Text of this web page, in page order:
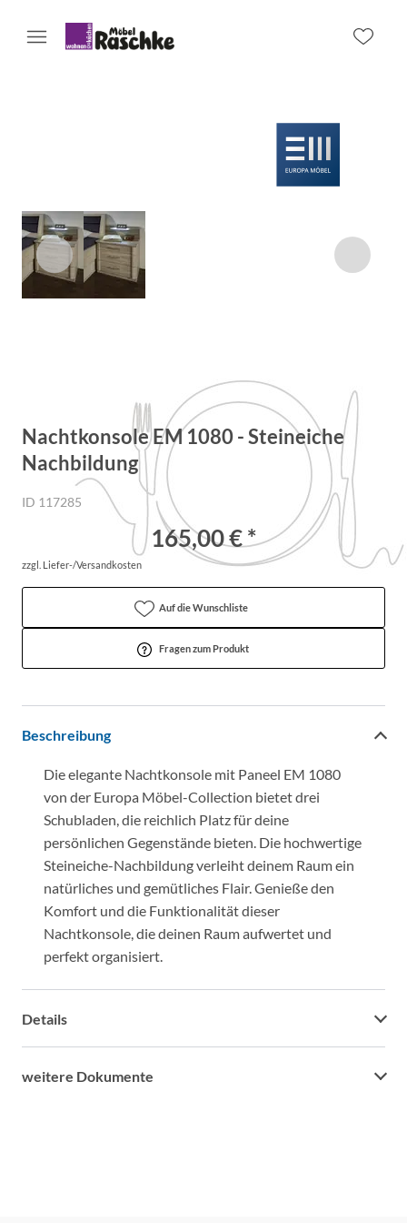
Nachtkonsole EM 1080 - Steineiche
Nachbildung
ID 117285
165,00 € *
zzgl. Liefer-/Versandkosten
Auf die Wunschliste
Fragen zum Produkt
Beschreibung
Die elegante Nachtkonsole mit Paneel EM 1080
von der Europa Möbel-Collection bietet drei
Schubladen, die reichlich Platz für deine
persönlichen Gegenstände bieten. Die hochwertige
Steineiche-Nachbildung verleiht deinem Raum ein
natürliches und gemütliches Flair. Genieße den
Komfort und die Funktionalität dieser
Nachtkonsole, die deinen Raum aufwertet und
perfekt organisiert.
Details
weitere Dokumente